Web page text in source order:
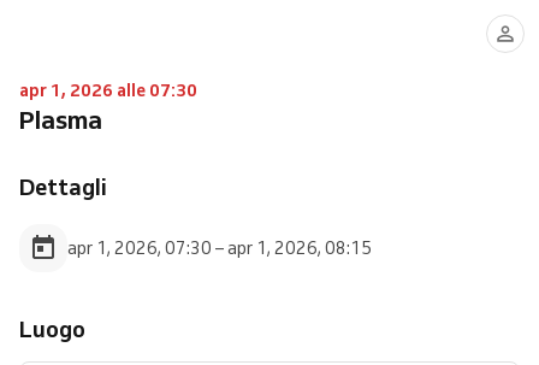
apr 1, 2026 alle 07:30
Plasma
Dettagli
apr 1, 2026, 07:30 – apr 1, 2026, 08:15
Luogo